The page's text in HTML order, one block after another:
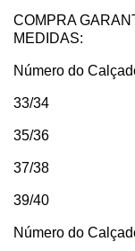
COMPRA
MEDIDAS:
Número do
33/
35/
37/
39/
Número do